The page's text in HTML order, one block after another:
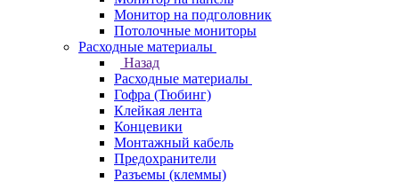
Монитор на подголовник
Потолочные мониторы
Расходные материалы
Назад
Расходные материалы
Гофра (Тюбинг)
Клейкая лента
Концевики
Монтажный кабель
Предохранители
Разъемы (клеммы)